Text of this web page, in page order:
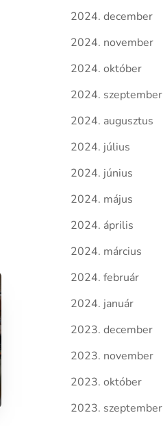
2024. december
2024. november
2024. október
2024. szeptember
2024. augusztus
2024. július
2024. június
2024. május
2024. április
2024. március
2024. február
2024. január
2023. december
2023. november
2023. október
2023. szeptember